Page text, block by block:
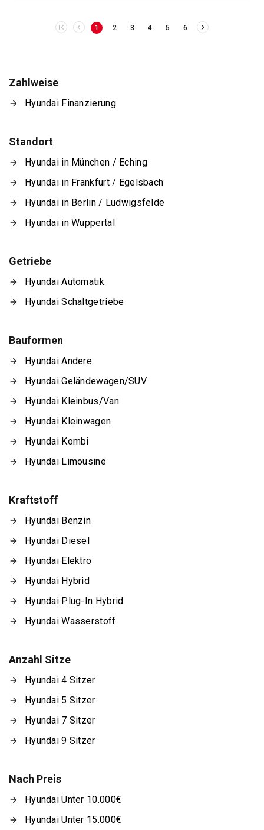
1 2 3 4 5 6
Zahlweise
Hyundai Finanzierung
Standort
Hyundai in München / Eching
Hyundai in Frankfurt / Egelsbach
Hyundai in Berlin / Ludwigsfelde
Hyundai in Wuppertal
Getriebe
Hyundai Automatik
Hyundai Schaltgetriebe
Bauformen
Hyundai Andere
Hyundai Geländewagen/SUV
Hyundai Kleinbus/Van
Hyundai Kleinwagen
Hyundai Kombi
Hyundai Limousine
Kraftstoff
Hyundai Benzin
Hyundai Diesel
Hyundai Elektro
Hyundai Hybrid
Hyundai Plug-In Hybrid
Hyundai Wasserstoff
Anzahl Sitze
Hyundai 4 Sitzer
Hyundai 5 Sitzer
Hyundai 7 Sitzer
Hyundai 9 Sitzer
Nach Preis
Hyundai Unter 10.000€
Hyundai Unter 15.000€